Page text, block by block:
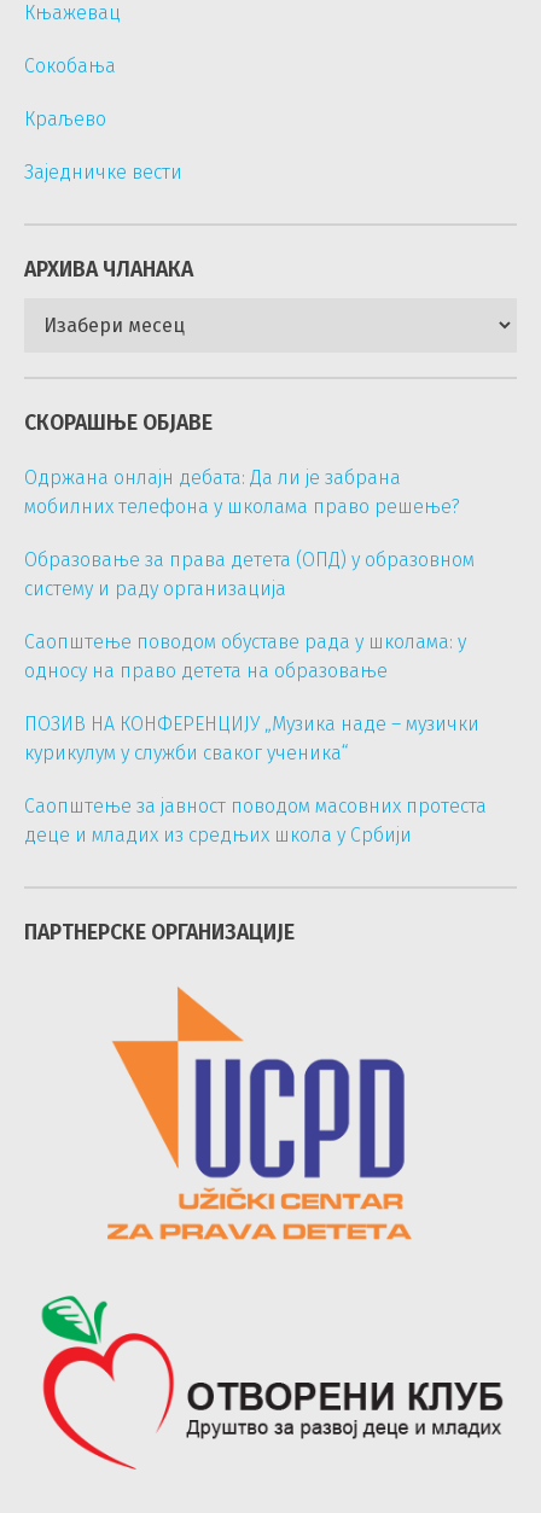
Књажевац
Сокобања
Краљево
Заједничке вести
АРХИВА ЧЛАНАКА
чланака
СКОРАШЊЕ ОБЈАВЕ
Одржана онлајн дебата: Да ли је забрана
мобилних телефона у школама право решење?
Образовање за права детета (ОПД) у образовном
систему и раду организација
Саопштење поводом обуставе рада у школама: у
односу на право детета на образовање
ПОЗИВ НА КОНФЕРЕНЦИЈУ „Музика наде – музички
курикулум у служби сваког ученика“
Саопштење за јавност поводом масовних протеста
деце и младих из средњих школа у Србији
ПАРТНЕРСКЕ ОРГАНИЗАЦИЈЕ